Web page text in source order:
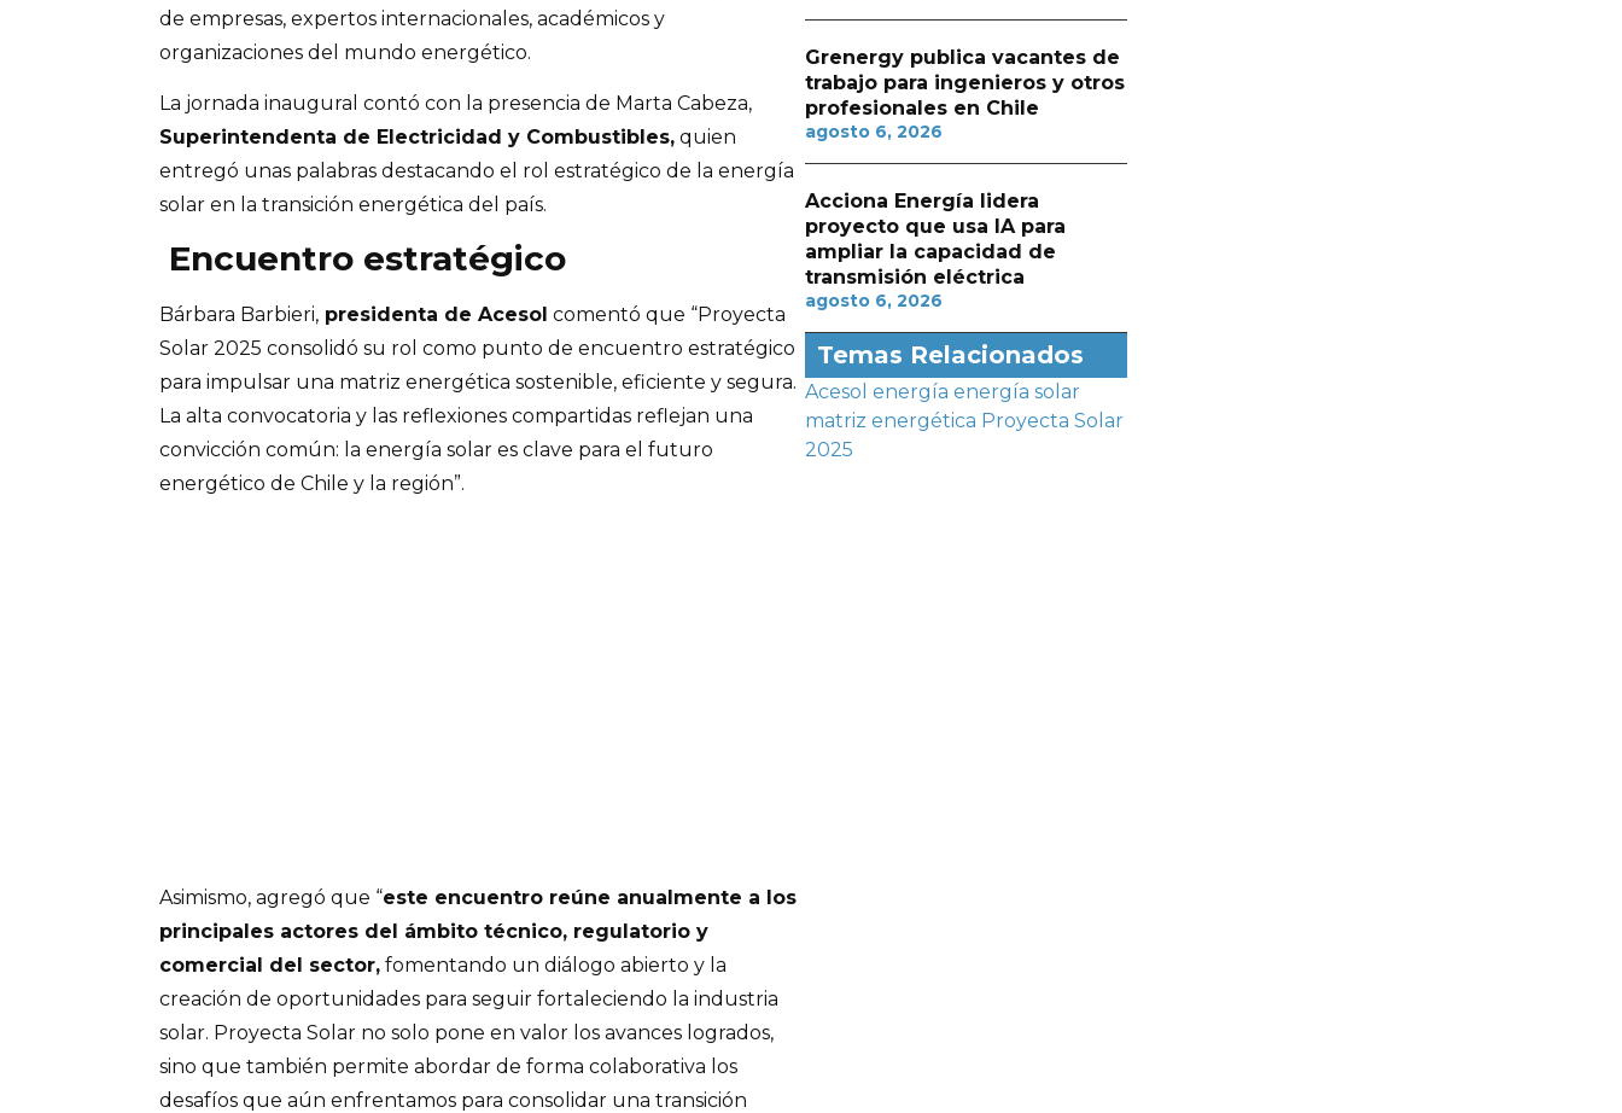
de empresas, expertos internacionales, académicos y
organizaciones del mundo energético.
La jornada inaugural contó con la presencia de Marta Cabeza,
Superintendenta de Electricidad y Combustibles, quien
entregó unas palabras destacando el rol estratégico de la energía
solar en la transición energética del país.
Encuentro estratégico
Bárbara Barbieri, presidenta de Acesol comentó que “Proyecta
Solar 2025 consolidó su rol como punto de encuentro estratégico
para impulsar una matriz energética sostenible, eficiente y segura.
La alta convocatoria y las reflexiones compartidas reflejan una
convicción común: la energía solar es clave para el futuro
energético de Chile y la región”.
Asimismo, agregó que “este encuentro reúne anualmente a los
principales actores del ámbito técnico, regulatorio y
comercial del sector, fomentando un diálogo abierto y la
creación de oportunidades para seguir fortaleciendo la industria
solar. Proyecta Solar no solo pone en valor los avances logrados,
sino que también permite abordar de forma colaborativa los
desafíos que aún enfrentamos para consolidar una transición
Grenergy publica vacantes de
trabajo para ingenieros y otros
profesionales en Chile
agosto 6, 2026
Acciona Energía lidera
proyecto que usa IA para
ampliar la capacidad de
transmisión eléctrica
agosto 6, 2026
Temas Relacionados
Acesol energía energía solar
matriz energética Proyecta Solar
2025